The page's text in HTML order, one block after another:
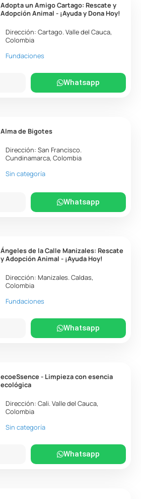
Adopta un Amigo Cartago: Rescate y
Adopción Animal - ¡Ayuda y Dona Hoy!
Dirección:Cartago.Valle del Cauca,
Colombia
Fundaciones
Whatsapp
Alma de Bigotes
Dirección:San Francisco.
Cundinamarca,Colombia
Sin categoría
Whatsapp
Ángeles de la Calle Manizales: Rescate
y Adopción Animal - ¡Ayuda Hoy!
Dirección: Manizales.Caldas,
Colombia
Fundaciones
Whatsapp
ecoeSsence - Limpieza con esencia
ecológica
Dirección:Cali.Valle del Cauca,
Colombia
Sin categoría
Whatsapp